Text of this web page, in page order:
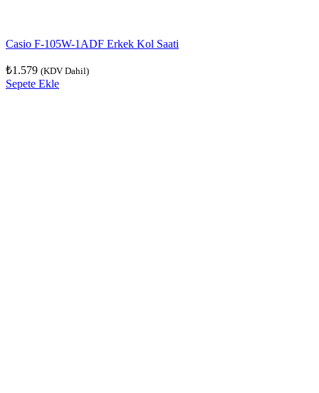
Casio F-105W-1ADF Erkek Kol Saati
₺1.579 (KDV Dahil)
Sepete Ekle